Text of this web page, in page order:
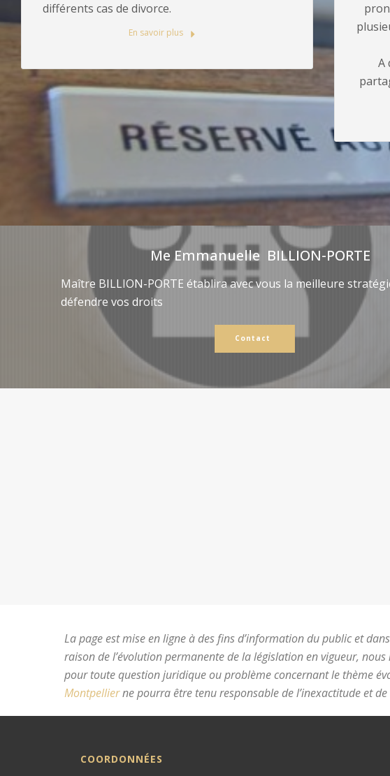
différents cas de divorce.
En savoir plus
A
Me Emmanuelle BILLION-PORTE
Maître BILLION-PORTE établira avec vous la meilleure
défendre vos droits
Contact
La page est mise en ligne à des fins d’information du public et
raison de l’évolution permanente de la législation en vigueur,
pour toute question juridique ou problème concernant le thème
Montpellierne pourra être tenu responsable de l’inexactitude et de
COORDONNÉES